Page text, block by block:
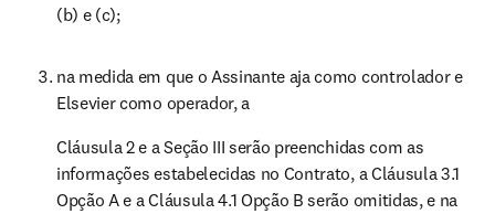
(b) e (c);
na medida em que o Assinante aja como controlador e
Elsevier como operador, a
Cláusula 2 e a Seção III serão preenchidas com as
informações estabelecidas no Contrato, a Cláusula 3.1
Opção A e a Cláusula 4.1 Opção B serão omitidas, e na